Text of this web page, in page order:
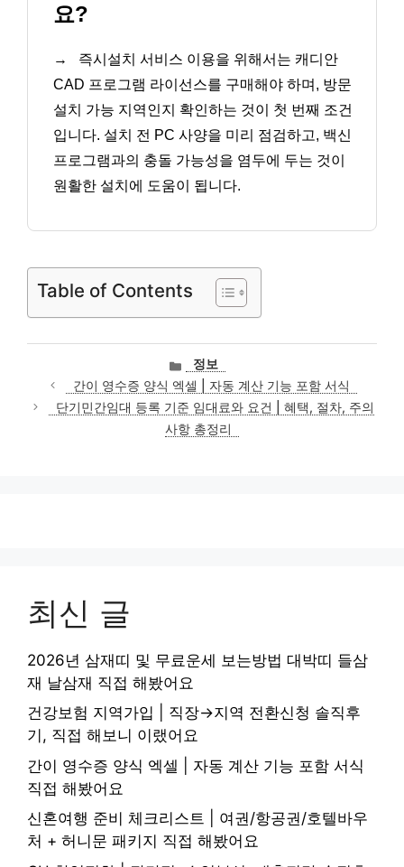
요?
→
즉시설치 서비스 이용을 위해서는 캐디안
CAD 프로그램 라이선스를 구매해야 하며, 방문
설치 가능 지역인지 확인하는 것이 첫 번째 조건
입니다. 설치 전 PC 사양을 미리 점검하고, 백신
프로그램과의 충돌 가능성을 염두에 두는 것이
원활한 설치에 도움이 됩니다.
Table of Contents
카
테
고
리
정보
간이 영수증 양식 엑셀 | 자동 계산 기능 포함 서식
단기민간임대 등록 기준 임대료와 요건 | 혜택, 절차, 주의
사항 총정리
최신 글
2026년 삼재띠 및 무료운세 보는방법 대박띠 들삼
재 날삼재 직접 해봤어요
건강보험 지역가입 | 직장→지역 전환신청 솔직후
기, 직접 해보니 이랬어요
간이 영수증 양식 엑셀 | 자동 계산 기능 포함 서식
직접 해봤어요
신혼여행 준비 체크리스트 | 여권/항공권/호텔바우
처 + 허니문 패키지 직접 해봤어요